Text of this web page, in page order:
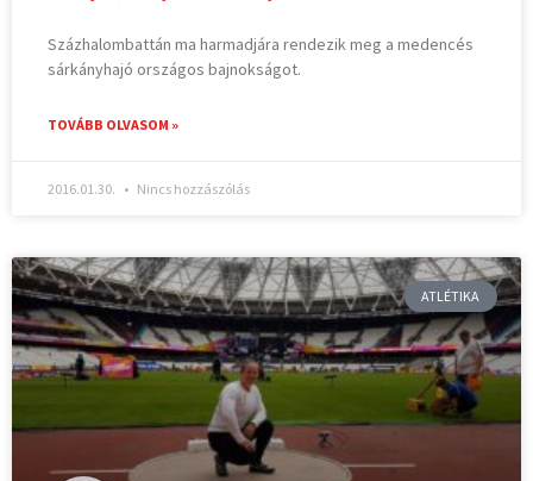
Százhalombattán ma harmadjára rendezik meg a medencés
sárkányhajó országos bajnokságot.
TOVÁBB OLVASOM »
2016.01.30. Nincs hozzászólás
ATLÉTIKA